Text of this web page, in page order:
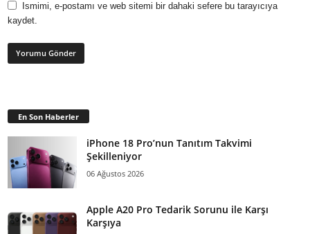
Ismimi, e-postamı ve web sitemi bir dahaki sefere bu tarayıcıya
kaydet.
En Son Haberler
iPhone 18 Pro’nun Tanıtım Takvimi
Şekilleniyor
06 Ağustos 2026
Apple A20 Pro Tedarik Sorunu ile Karşı
Karşıya